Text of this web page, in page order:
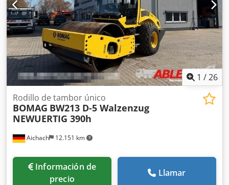
1 /26
Aichach 12.151 km
Rodillo de tambor único
BOMAG BW213 D-5 Walzenzug
NEWUERTIG 390h
Información de
precio
Llamar